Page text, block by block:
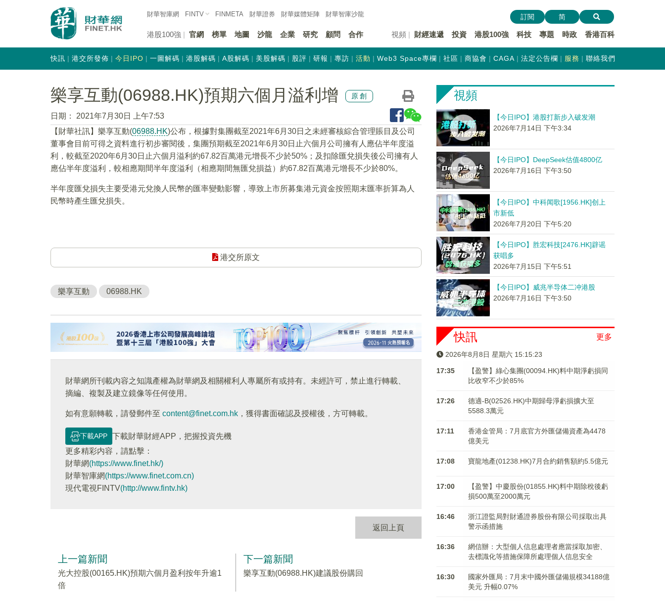
財華智庫網 FINTV FINMETA 財華證券 財華媒體矩陣 財華智庫沙龍
港股100強 官網 榜單 地圖 沙龍 企業 研究 顧問 合作 視頻 財經速遞 投資 港股100強 科技 專題 時政 香港百科
訂閱 简
快訊 港交所發佈 今日IPO 一圖解碼 港股解碼 A股解碼 美股解碼 股評 研報 專訪 活動 Web3 Space專欄 社區 商協會 CAGA 法定公告欄 服務 聯絡我們
樂享互動(06988.HK)預期六個月溢利增 原創
日期：
2021年7月30日 上午7:53
【財華社訊】樂享互動(06988.HK)公布，根據對集團截至2021年6月30日之未經審核綜合管理賬目及公司
董事會目前可得之資料進行初步審閱後，集團預期截至2021年6月30日止六個月公司擁有人應佔半年度溢
利，較截至2020年6月30日止六個月溢利約67.82百萬港元增長不少於50%；及扣除匯兌損失後公司擁有人
應佔半年度溢利，較相應期間半年度溢利（相應期間無匯兌損益）約67.82百萬港元增長不少於80%。
半年度匯兌損失主要受港元兌換人民幣的匯率變動影響，導致上市所募集港元資金按照期末匯率折算為人
民幣時產生匯兌損失。
港交所原文
樂享互動 06988.HK
財華網所刊載內容之知識產權為財華網及相關權利人專屬所有或持有。未經許可，禁止進行轉載、
摘編、複製及建立鏡像等任何使用。
如有意願轉載，請發郵件至 content@finet.com.hk ，獲得書面確認及授權後，方可轉載。
下載APP
下載財華財經APP，把握投資先機
更多精彩内容，請點擊：
財華網(https://www.finet.hk/)
財華智庫網(https://www.finet.com.cn)
現代電視FINTV(http://www.fintv.hk)
返回上頁
上一篇新聞
光大控股(00165.HK)預期六個月盈利按年升逾1
倍
下一篇新聞
樂享互動(06988.HK)建議股份購回
視頻
【今日IPO】港股打新步入破发潮
2026年7月14日 下午3:34
【今日IPO】DeepSeek估值4800亿
2026年7月16日 下午3:50
【今日IPO】中科闻歌[1956.HK]创上
市新低
2026年7月20日 下午5:20
【今日IPO】胜宏科技[2476.HK]辟谣
获唱多
2026年7月15日 下午5:51
【今日IPO】威兆半导体二冲港股
2026年7月16日 下午3:50
更多
快訊
2026年8月8日 星期六 15:15:23
17:35
【盈警】綠心集團(00094.HK)料中期淨虧損同
比收窄不少於85%
17:26
德適-B(02526.HK)中期歸母淨虧損擴大至
5588.3萬元
17:11
香港金管局：7月底官方外匯儲備資產為4478
億美元
17:08 寶龍地產(01238.HK)7月合約銷售額約5.5億元
17:00
【盈警】中慶股份(01855.HK)料中期除稅後虧
損500萬至2000萬元
16:46
浙江證監局對財通證券股份有限公司採取出具
警示函措施
16:36
網信辦：大型個人信息處理者應當採取加密、
去標識化等措施保障所處理個人信息安全
16:30
國家外匯局：7月末中國外匯儲備規模34188億
美元 升幅0.07%